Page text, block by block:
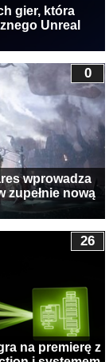
gier, która
Unreal
wprowadza
zupełnie nową
0
na premierę z
26